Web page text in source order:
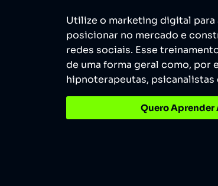
Utilize o marketing digital
posicionar no mercado e
redes sociais. Esse
de uma forma geral como, por
hipnoterapeutas,
Quero Aprender